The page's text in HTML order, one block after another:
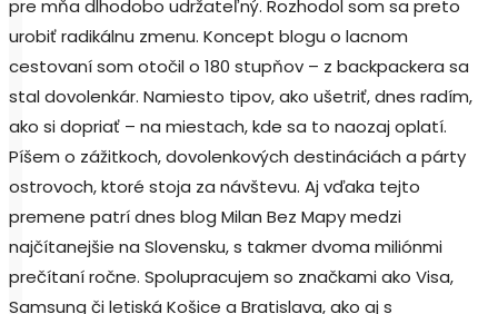
pre mňa dlhodobo udržateľný. Rozhodol som sa preto
urobiť radikálnu zmenu. Koncept blogu o lacnom
cestovaní som otočil o 180 stupňov – z backpackera sa
stal dovolenkár. Namiesto tipov, ako ušetriť, dnes radím,
ako si dopriať – na miestach, kde sa to naozaj oplatí.
Píšem o zážitkoch, dovolenkových destináciách a párty
ostrovoch, ktoré stoja za návštevu. Aj vďaka tejto
premene patrí dnes blog Milan Bez Mapy medzi
najčítanejšie na Slovensku, s takmer dvoma miliónmi
prečítaní ročne. Spolupracujem so značkami ako Visa,
Samsung či letiská Košice a Bratislava, ako aj s